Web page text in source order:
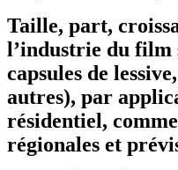
Taille, part,
l’industrie du film
capsules de
autres), par
résidentiel,
régionales et